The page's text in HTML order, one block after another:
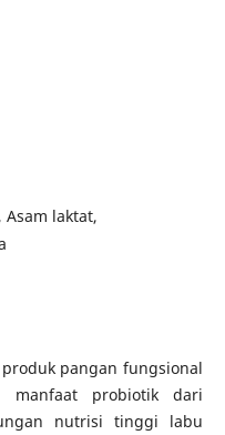
laktat,
pangan fungsional
manfaat probiotik dari
nutrisi tinggi labu